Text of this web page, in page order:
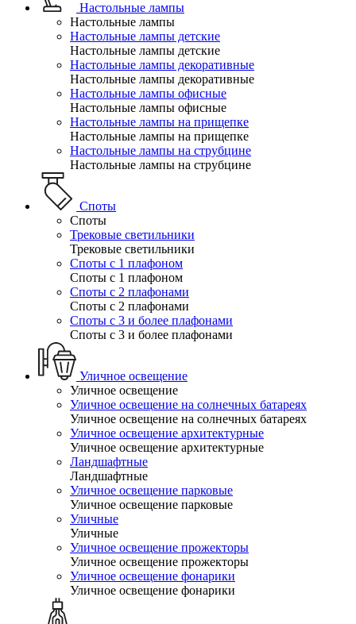
Настольные лампы
Настольные лампы
Настольные лампы детские
Настольные лампы детские
Настольные лампы декоративные
Настольные лампы декоративные
Настольные лампы офисные
Настольные лампы офисные
Настольные лампы на прищепке
Настольные лампы на прищепке
Настольные лампы на струбцине
Настольные лампы на струбцине
Споты
Споты
Трековые светильники
Трековые светильники
Споты с 1 плафоном
Споты с 1 плафоном
Споты с 2 плафонами
Споты с 2 плафонами
Споты с 3 и более плафонами
Споты с 3 и более плафонами
Уличное освещение
Уличное освещение
Уличное освещение на солнечных батареях
Уличное освещение на солнечных батареях
Уличное освещение архитектурные
Уличное освещение архитектурные
Ландшафтные
Ландшафтные
Уличное освещение парковые
Уличное освещение парковые
Уличные
Уличные
Уличное освещение прожекторы
Уличное освещение прожекторы
Уличное освещение фонарики
Уличное освещение фонарики